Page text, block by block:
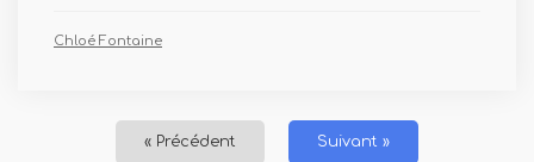
Chloé Fontaine
« Précédent Suivant »